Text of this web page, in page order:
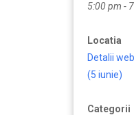
5:00 pm -
Locatia
Detalii
(5 iunie)
Categorii